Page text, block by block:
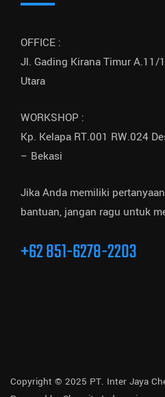
OFFICE :
Jl. Gading Kirana Timur A.11/
Utara
WORKSHOP :
Kp. Kelapa RT.001 RW.024
– Bekasi
Jika Anda memiliki
bantuan, jangan ragu untuk
+62 851-6278-2203
Copyright © 2025 PT. Inter Jaya